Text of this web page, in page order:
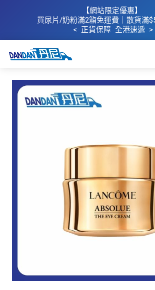
【網站限定優惠】
買尿片/奶粉滿2箱免運費｜散​貨滿
< 正貨保障 全港速遞 >